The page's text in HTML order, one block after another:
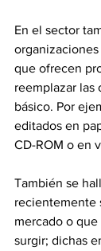
En el sector
organizaciones
que ofrecen
reemplazar las
básico. Por
editados en
CD-ROM o en
También se
recientemente
mercado o
surgir; dichas